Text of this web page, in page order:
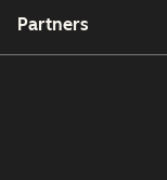
Partners